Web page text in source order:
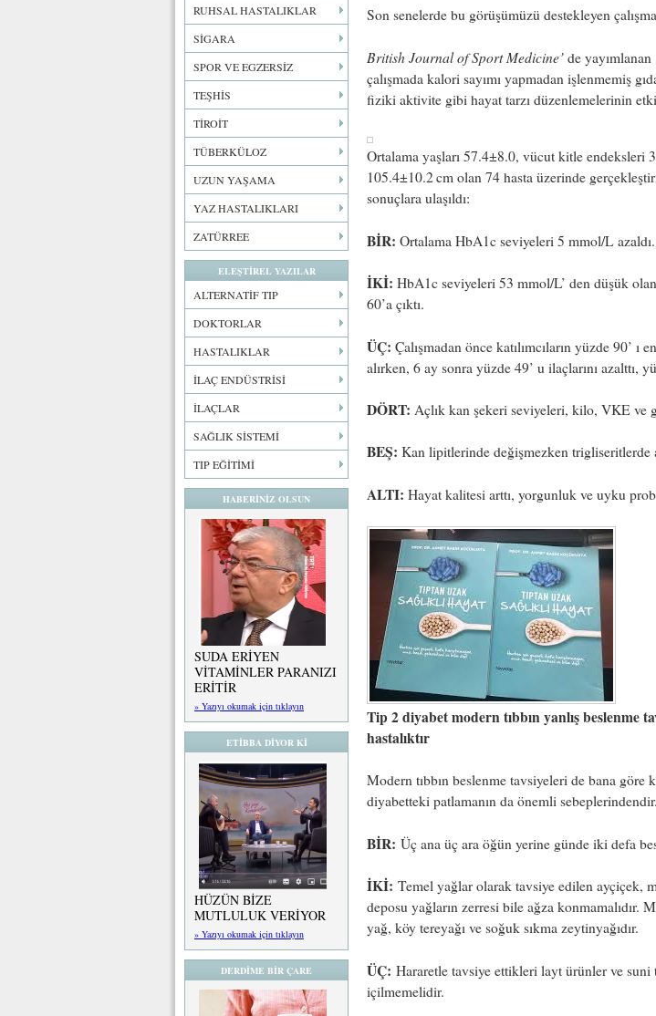
RUHSAL HASTALIKLAR
SİGARA
SPOR VE EGZERSİZ
TEŞHİS
TİROİT
TÜBERKÜLOZ
UZUN YAŞAMA
YAZ HASTALIKLARI
ZATÜRREE
ELEŞTİREL YAZILAR
ALTERNATİF TIP
DOKTORLAR
HASTALIKLAR
İLAÇ ENDÜSTRİSİ
İLAÇLAR
SAĞLIK SİSTEMİ
TIP EĞİTİMİ
HABERİNİZ OLSUN
SUDA ERİYEN
VİTAMİNLER PARANIZI
ERİTİR
» Yazıyı okumak için tıklayın
ETİBBA DİYOR Kİ
HÜZÜN BİZE
MUTLULUK VERİYOR
» Yazıyı okumak için tıklayın
DERDİME BİR ÇARE
Son senelerde bu görüşümüzü destekleyen
British Journal of Sport Medicine’ de
çalışmada kalori sayımı yapmadan işlenmemiş
fiziki aktivite gibi hayat tarzı düzenlemelerinin
Ortalama yaşları 57.4±8.0, vücut kitle endeksleri
105.4±10.2 cm olan 74 hasta üzerinde
sonuçlara ulaşıldı:
BİR: Ortalama HbA1c seviyeleri 5 mmol/L azaldı.
İKİ: HbA1c seviyeleri 53 mmol/L’ den düşük
60’a çıktı.
ÜÇ: Çalışmadan önce katılımcıların yüzde 90’ ı
alırken, 6 ay sonra yüzde 49’ u ilaçlarını azalttı,
DÖRT: Açlık kan şekeri seviyeleri, kilo, VKE ve
BEŞ: Kan lipitlerinde değişmezken trigliseritlerde
ALTI: Hayat kalitesi arttı, yorgunluk ve uyku
Tip 2 diyabet modern tıbbın yanlış beslenme
hastalıktır
Modern tıbbın beslenme tavsiyeleri de bana göre
diyabetteki patlamanın da önemli sebeplerindendir.
BİR: Üç ana üç ara öğün yerine günde iki defa
İKİ: Temel yağlar olarak tavsiye edilen ayçiçek,
deposu yağların zerresi bile ağza konmamalıdır.
yağ, köy tereyağı ve soğuk sıkma zeytinyağıdır.
ÜÇ: Hararetle tavsiye ettikleri layt ürünler ve suni
içilmemelidir.